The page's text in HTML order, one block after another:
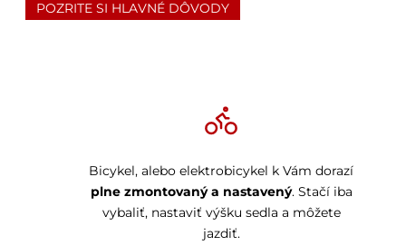
POZRITE SI HLAVNÉ DÔVODY
Bicykel, alebo elektrobicykel k Vám dorazí
plne zmontovaný a nastavený. Stačí iba
vybaliť, nastaviť výšku sedla a môžete
jazdiť.